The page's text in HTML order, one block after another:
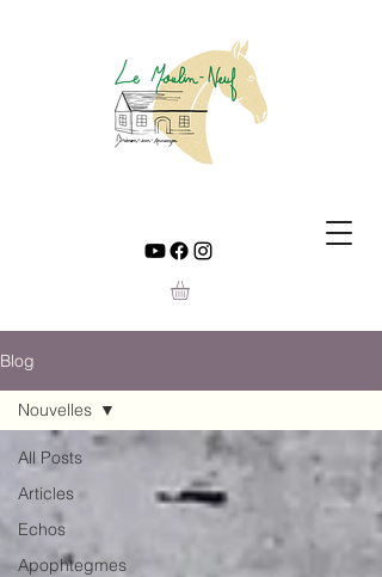
Blog
All Posts
Articles
Echos
Apophtegmes
Nouvelles